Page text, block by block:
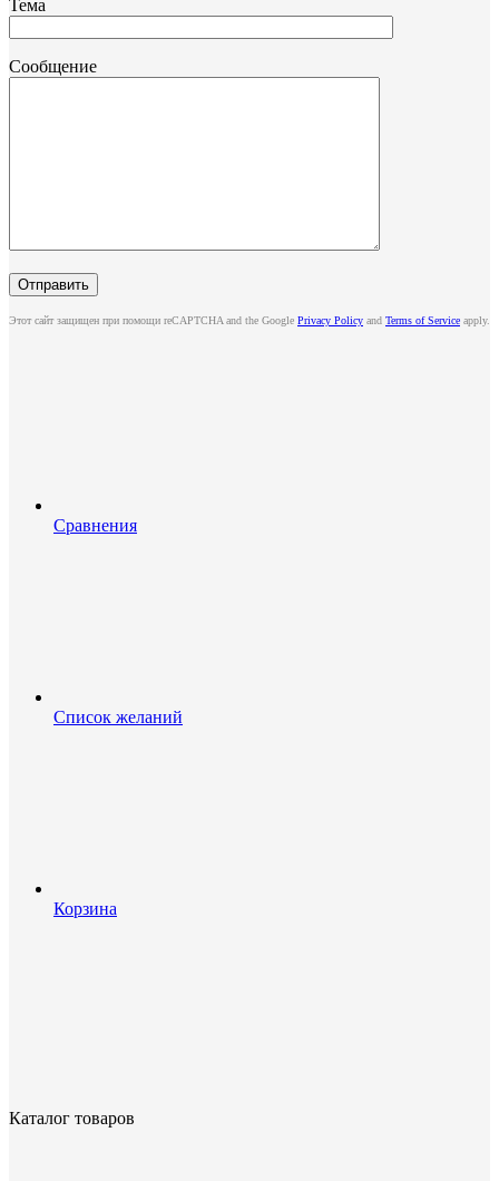
Тема
Сообщение
Этот сайт защищен при помощи reCAPTCHA and the Google Privacy Policy and Terms of Service apply.
Сравнения
Список желаний
Корзина
Каталог товаров